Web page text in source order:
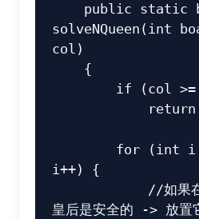
public static
solveNQueen (int
col )
{
if
(col >=
return
for (int i
i++)
{
//如果
皇后是安全的 -> 放置